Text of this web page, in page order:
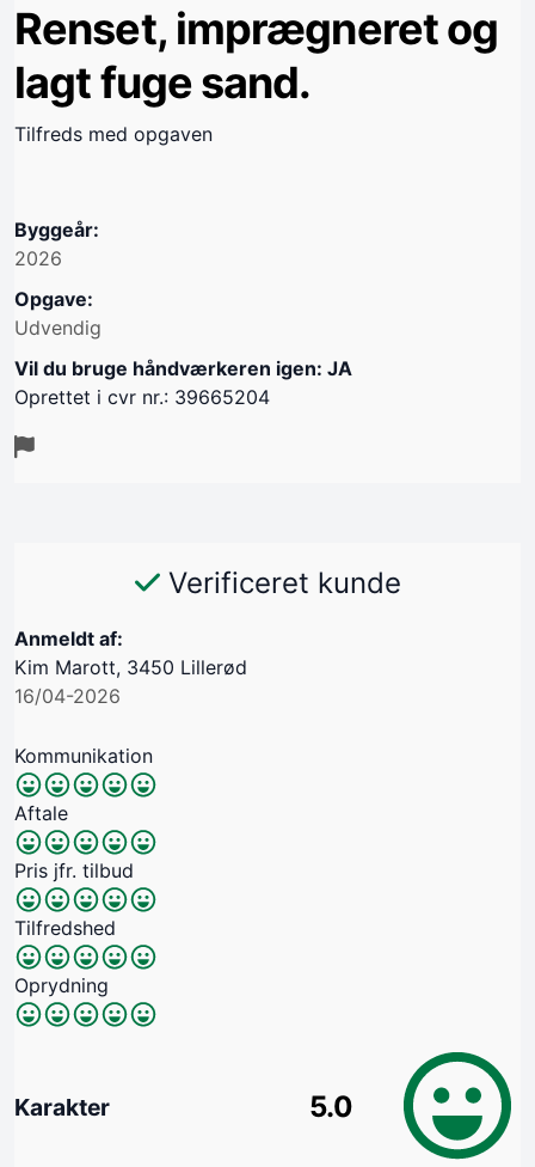
Renset, imprægneret og
lagt fuge sand.
Tilfreds med opgaven
Byggeår:
2026
Opgave:
Udvendig
Vil du bruge håndværkeren igen: JA
Oprettet i cvr nr.: 39665204
Verificeret kunde
Anmeldt af:
​Kim Marott, 3450 Lillerød
16/04-2026
Kommunikation
Aftale
Pris jfr. tilbud
Tilfredshed
Oprydning
Karakter 5.0